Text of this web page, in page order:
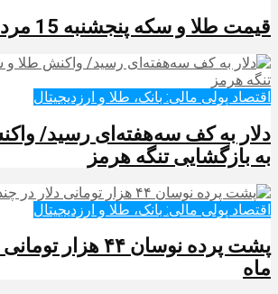
قیمت طلا و سکه پنجشنبه 15 مرداد
اقتصاد پولی مالی: بانک، طلا و ارزدیجیتال‌
دلار به کف سه‌هفته‌ای رسید/
به بازگشایی تنگه هرمز
اقتصاد پولی مالی: بانک، طلا و ارزدیجیتال‌
پشت پرده نوسان ۴۴
ماه